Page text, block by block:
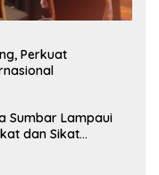
Perkuat
Sumbar Lampaui
dan Sikat